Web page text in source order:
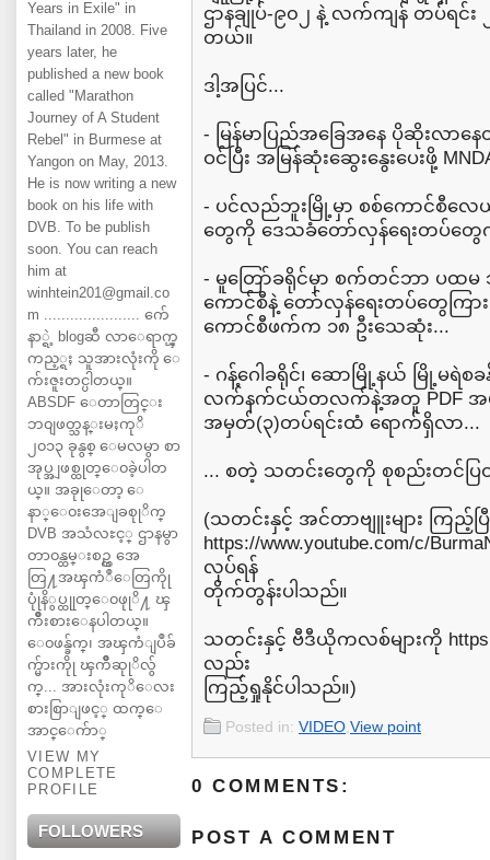
Years in Exile" in
Thailand in 2008. Five
years later, he
published a new book
called "Marathon
Journey of A Student
Rebel" in Burmese at
Yangon on May, 2013.
He is now writing a new
book on his life with
DVB. To be publish
soon. You can reach
him at
winhtein201@gmail.co
m ...................... က်ေ
နာ္ရဲ့ blogဆီ လာေရာက္ၾ
ကည့္ရႈ သူအားလုံးကို ေ
က်းဇူးတင္ပါတယ္။
ABSDF ေတာတြင္း
ဘ၀ျဖတ္သန္းမႈကုိ
၂၀၁၃ ခုနွစ္ ေမလမွာ စာ
အုပ္အျဖစ္ထုတ္ေ၀ခဲ့ပါတ
ယ္။ အခုုေတာ့ ေ
နာ္ေ၀းအေျခစုုိက္
DVB အသံလႊင့္ ဌာနမွာ
တာ၀န္ထမ္းစဥ္က အေ
တြ႔အၾကံဳေတြကိုု
ပုုံနိွပ္ထုုတ္ေ၀ဖုုိ႔ ၾ
ကိဳးစားေနပါတယ္။
ေ၀ဖန္ခ်က္၊ အၾကံျပဳခ်
က္မ်ားကိုု ၾကိဳဆုုိလ်ွ
က္... အားလုံးကုိေလး
စားစြာျဖင့္ ထက္ေ
အာင္ေက်ာ္
VIEW MY
COMPLETE
PROFILE
FOLLOWERS
ဌာနချုပ်-၉၀၂ နဲ့ လက်ကျန် တပ်ရင်း
တယ်။
ဒါ့အပြင်...
- မြန်မာပြည်အခြေအနေ ပိုဆိုးလ
ဝင်ပြီး အမြန်ဆုံးဆွေးနွေးပေးဖို့
- ပင်လည်ဘူးမြို့မှာ စစ်ကောင်စီလေယ
တွေကို ဒေသခံတော်လှန်ရေးတပ်တွေ
- မူတြော်ခရိုင်မှာ စက်တင်ဘာ ပထ
ကောင်စီနဲ့ တော်လှန်ရေးတပ်တွေကြား
ကောင်စီဖက်က ၁၈ ဦးသေဆုံး...
- ဂန့်ဂေါခရိုင်၊ ဆောမြို့နယ် မြို့မရဲ
လက်နက်ငယ်တလက်နဲ့အတူ PDF အမှတ်
အမှတ်(၃)တပ်ရင်းထံ ရောက်ရှိလာ...
... စတဲ့ သတင်းတွေကို စုစည်းတင်ပြ
(သတင်းနှင့် အင်တာဗျူးများ ကြည့်ပ
https://www.youtube.com/c/
လုပ်ရန်
တိုက်တွန်းပါသည်။
သတင်းနှင့် ဗီဒီယိုကလစ်များကို https://
လည်း
ကြည့်ရှုနိုင်ပါသည်။)
Posted in: VIDEO View point
0 COMMENTS:
POST A COMMENT